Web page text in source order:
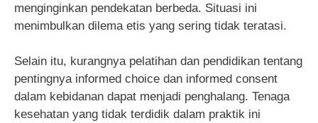
menginginkan pendekatan berbeda. Situasi ini
menimbulkan dilema etis yang sering tidak teratasi.
Selain itu, kurangnya pelatihan dan pendidikan tentang
pentingnya informed choice dan informed consent
dalam kebidanan dapat menjadi penghalang. Tenaga
kesehatan yang tidak terdidik dalam praktik ini